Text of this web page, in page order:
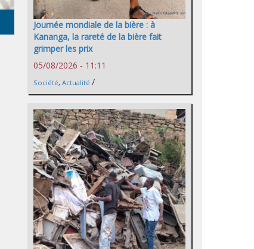
Journée mondiale de la bière : à
Kananga, la rareté de la bière fait
grimper les prix
05/08/2026 - 11:11
Société, Actualité /